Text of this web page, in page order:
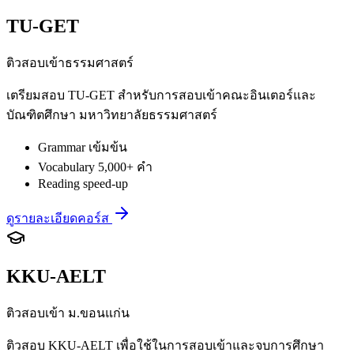
TU-GET
ติวสอบเข้าธรรมศาสตร์
เตรียมสอบ TU-GET สำหรับการสอบเข้าคณะอินเตอร์และ
บัณฑิตศึกษา มหาวิทยาลัยธรรมศาสตร์
Grammar เข้มข้น
Vocabulary 5,000+ คำ
Reading speed-up
ดูรายละเอียดคอร์ส
KKU-AELT
ติวสอบเข้า ม.ขอนแก่น
ติวสอบ KKU-AELT เพื่อใช้ในการสอบเข้าและจบการศึกษา